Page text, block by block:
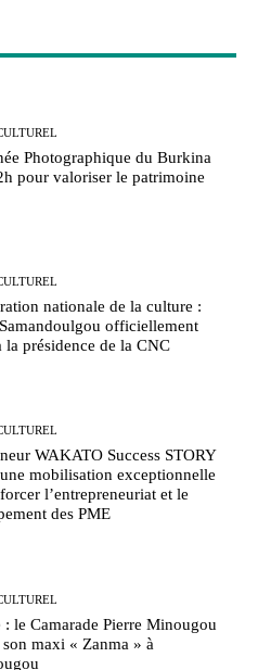
Photographique du Burkina
pour valoriser le patrimoine
nationale de la culture :
officiellement
la présidence de la CNC
WAKATO Success STORY
mobilisation exceptionnelle
l’entrepreneuriat et le
des PME
: le Camarade Pierre Minougou
son maxi « Zanma » à